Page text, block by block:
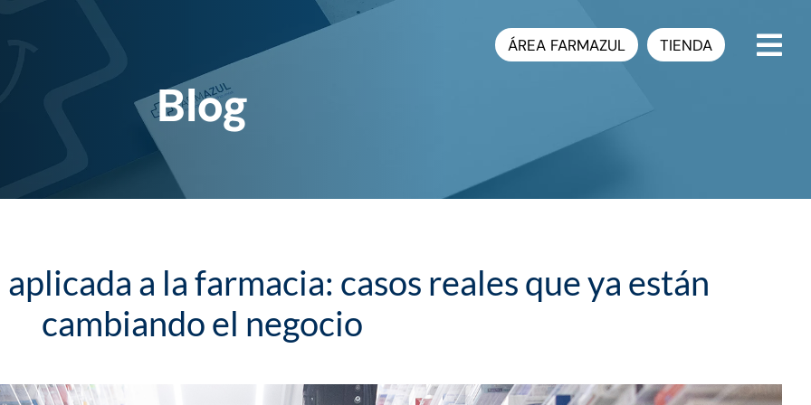
ÁREA FARMAZUL TIENDA
Blog
a la farmacia: casos reales que ya están
cambiando el negocio